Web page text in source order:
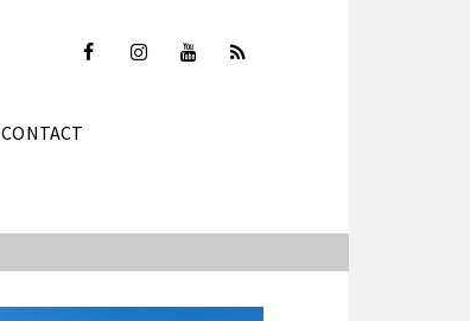
CONTACT